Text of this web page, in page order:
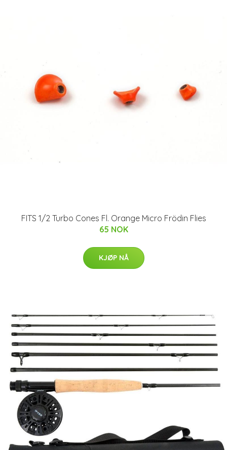
FITS 1/2 Turbo Cones Fl. Orange Micro Frödin Flies
65 NOK
KJØP NÅ